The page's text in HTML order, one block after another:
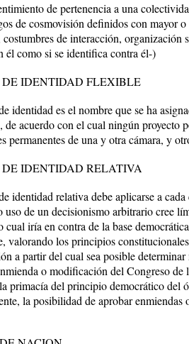
de pertenencia a una
de cosmovisión definidos con mayor
de interacción, organización
él como si se identifica contra él-)
DE IDENTIDAD FLEXIBLE
identidad es el nombre que se ha
acuerdo con el cual ningún proyecto
permanentes de una y otra cámara, y
DE IDENTIDAD RELATIVA
identidad relativa debe aplicarse a
uso de un decisionismo arbitrario cree
cual iría en contra de la base
valorando los principios
a partir del cual sea posible
o modificación del Congreso
primacía del principio democrático
la posibilidad de aprobar enmiendas